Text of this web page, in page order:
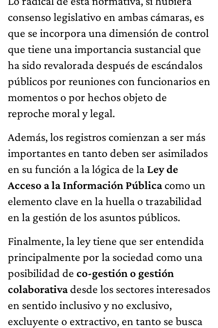
consenso legislativo en ambas cámaras, es
que se incorpora una dimensión de control
que tiene una importancia sustancial que
ha sido revalorada después de escándalos
públicos por reuniones con funcionarios en
momentos o por hechos objeto de
reproche moral y legal.
Además, los registros comienzan a ser más
importantes en tanto deben ser asimilados
en su función a la lógica de la Ley de
Acceso a la Información Públicacomo un
elemento clave en la huella o trazabilidad
en la gestión de los asuntos públicos.
Finalmente, la ley tiene que ser entendida
principalmente por la sociedad como una
posibilidad de co-gestión o gestión
colaborativadesde los sectores interesados
en sentido inclusivo y no exclusivo,
excluyente o extractivo, en tanto se busca